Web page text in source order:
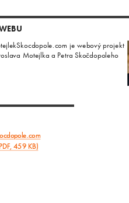
je webový projekt
Motejlka a Petra Skočdopoleho
459 KB)